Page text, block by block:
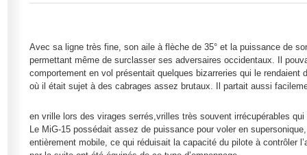
Avec sa ligne très fine, son aile à flèche de 35° et la puissance de
permettant même de surclasser ses adversaires occidentaux. Il
comportement en vol présentait quelques bizarreries qui le
où il était sujet à des cabrages assez brutaux. Il partait aussi
en vrille lors des virages serrés,vrilles très souvent irrécupérables
Le MiG-15 possédait assez de puissance pour voler en
entièrement mobile, ce qui réduisait la capacité du pilote à contrôler